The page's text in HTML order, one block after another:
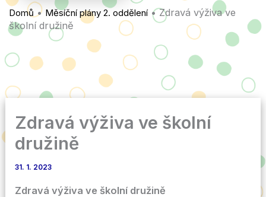
Domů • Měsíční plány 2. oddělení •Zdravá výživa ve
školní družině
Zdravá výživa ve školní
družině
31. 1. 2023
Zdravá výživa ve školní družině